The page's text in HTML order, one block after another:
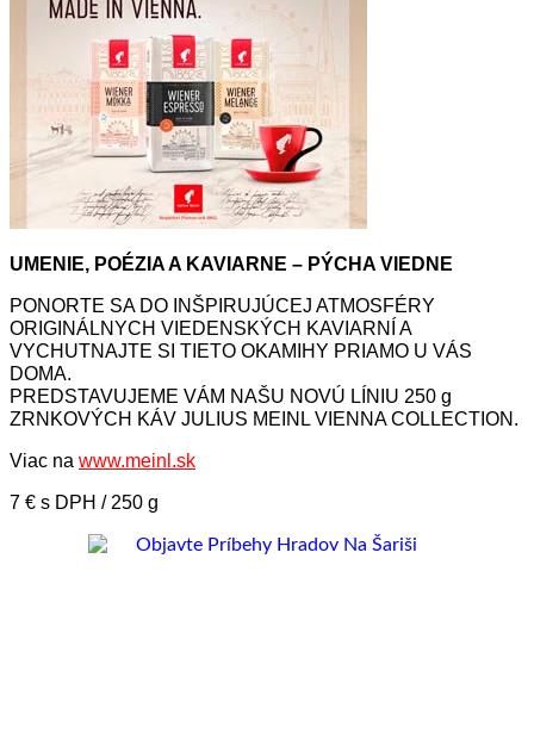
UMENIE, POÉZIA A KAVIARNE – PÝCHA VIEDNE
PONORTE SA DO INŠPIRUJÚCEJ ATMOSFÉRY
ORIGINÁLNYCH VIEDENSKÝCH KAVIARNÍ A
VYCHUTNAJTE SI TIETO OKAMIHY PRIAMO U VÁS
DOMA.
PREDSTAVUJEME VÁM NAŠU NOVÚ LÍNIU 250 g
ZRNKOVÝCH KÁV JULIUS MEINL VIENNA COLLECTION.
Viac na www.meinl.sk
7 € s DPH / 250 g